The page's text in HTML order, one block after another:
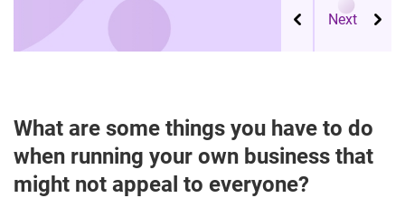
What are some things you have to do
when running your own business that
might not appeal to everyone?